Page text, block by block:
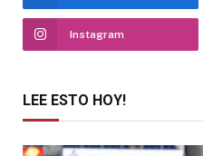
Instagram
LEE ESTO HOY!